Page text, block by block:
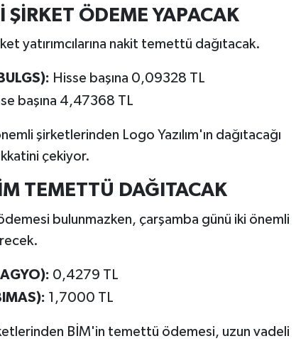
ŞİRKET ÖDEME YAPACAK
yatırımcılarına nakit temettü dağıtacak.
Hisse başına 0,09328 TL
başına 4,47368 TL
şirketlerinden Logo Yazılım'ın dağıtacağı
çekiyor.
TEMETTÜ DAĞITACAK
bulunmazken, çarşamba günü iki önemli
0,4279 TL
1,7000 TL
BİM'in temettü ödemesi, uzun vadeli